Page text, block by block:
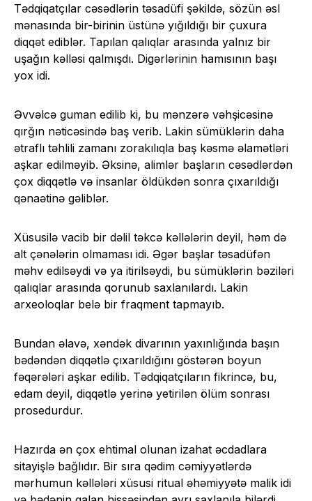
Tədqiqatçılar cəsədlərin təsadüfi şəkildə, sözün əsl
mənasında bir-birinin üstünə yığıldığı bir çuxura
diqqət ediblər. Tapılan qalıqlar arasında yalnız bir
uşağın kəlləsi qalmışdı. Digərlərinin hamısının başı
yox idi.
Əvvəlcə guman edilib ki, bu mənzərə vəhşicəsinə
qırğın nəticəsində baş verib. Lakin sümüklərin daha
ətraflı təhlili zamanı zorakılıqla baş kəsmə əlamətləri
aşkar edilməyib. Əksinə, alimlər başların cəsədlərdən
çox diqqətlə və insanlar öldükdən sonra çıxarıldığı
qənaətinə gəliblər.
Xüsusilə vacib bir dəlil təkcə kəllələrin deyil, həm də
alt çənələrin olmaması idi. Əgər başlar təsadüfən
məhv edilsəydi və ya itirilsəydi, bu sümüklərin bəziləri
qalıqlar arasında qorunub saxlanılardı. Lakin
arxeoloqlar belə bir fraqment tapmayıb.
Bundan əlavə, xəndək divarının yaxınlığında başın
bədəndən diqqətlə çıxarıldığını göstərən boyun
fəqərələri aşkar edilib. Tədqiqatçıların fikrincə, bu,
edam deyil, diqqətlə yerinə yetirilən ölüm sonrası
prosedurdur.
Hazırda ən çox ehtimal olunan izahat əcdadlara
sitayişlə bağlıdır. Bir sıra qədim cəmiyyətlərdə
mərhumun kəllələri xüsusi ritual əhəmiyyətə malik idi